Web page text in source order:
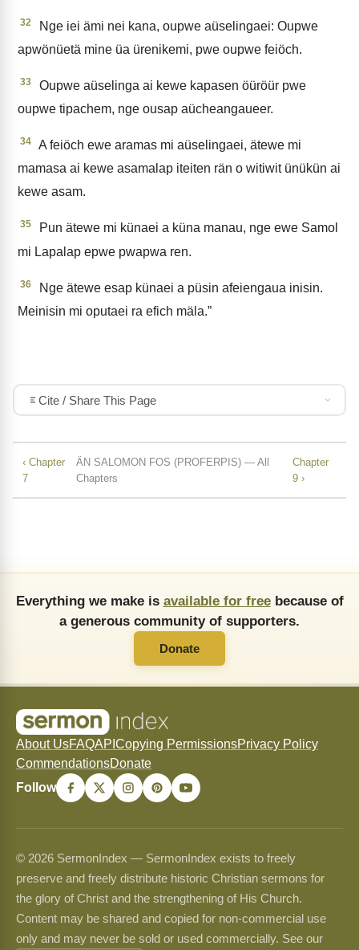
32
Nge iei ämi nei kana, oupwe aüselingaei: Oupwe
apwönüetä mine üa ürenikemi, pwe oupwe feiöch.
33
Oupwe aüselinga ai kewe kapasen öüröür pwe
oupwe tipachem, nge ousap aücheangaueer.
34
A feiöch ewe aramas mi aüselingaei, ätewe mi
mamasa ai kewe asamalap iteiten rän o witiwit ünükün ai
kewe asam.
35
Pun ätewe mi künaei a küna manau, nge ewe Samol
mi Lapalap epwe pwapwa ren.
36
Nge ätewe esap künaei a püsin afeiengaua inisin.
Meinisin mi oputaei ra efich mäla.”
Cite / Share This Page
‹ Chapter
7
ÄN SALOMON FOS (PROFERPIS) — All
Chapters
Chapter
9 ›
Everything we make is available for freebecause of
a generous community of supporters.
Donate
About UsFAQAPI Copying PermissionsPrivacy Policy
CommendationsDonate
Follow
© 2026 SermonIndex — SermonIndex exists to freely
preserve and freely distribute historic Christian sermons for
the glory of Christ and the strengthening of His Church.
Content may be shared and copied for non-commercial use
only and may never be sold or used commercially. See our